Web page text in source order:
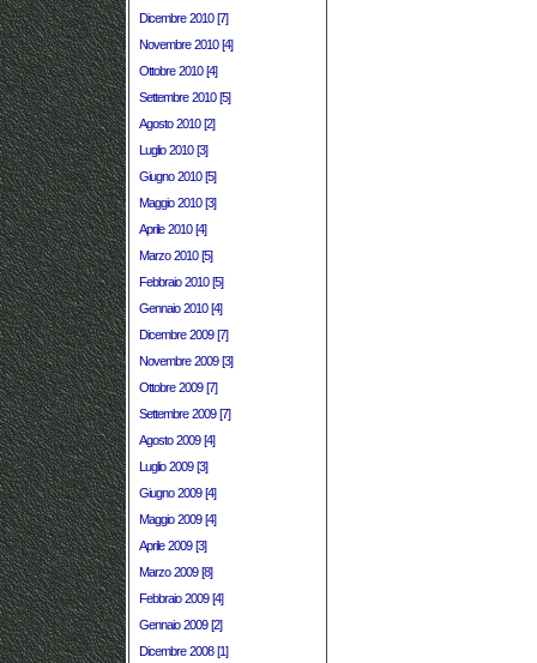
Dicembre 2010 [7]
Novembre 2010 [4]
Ottobre 2010 [4]
Settembre 2010 [5]
Agosto 2010 [2]
Luglio 2010 [3]
Giugno 2010 [5]
Maggio 2010 [3]
Aprile 2010 [4]
Marzo 2010 [5]
Febbraio 2010 [5]
Gennaio 2010 [4]
Dicembre 2009 [7]
Novembre 2009 [3]
Ottobre 2009 [7]
Settembre 2009 [7]
Agosto 2009 [4]
Luglio 2009 [3]
Giugno 2009 [4]
Maggio 2009 [4]
Aprile 2009 [3]
Marzo 2009 [8]
Febbraio 2009 [4]
Gennaio 2009 [2]
Dicembre 2008 [1]